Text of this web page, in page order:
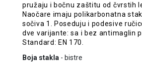
pružaju i bočnu zaštitu od čvrstih
Naočare imaju polikarbonatna
sočiva 1. Poseduju i podesive
dve varijante: sa i bez antimaglin
Standard: EN 170.
Boja stakla - bistre